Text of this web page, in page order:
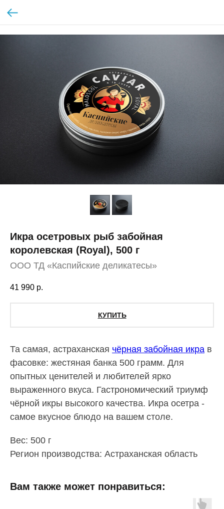
Икра осетровых рыб забойная
королевская (Royal), 500 г
ООО ТД «Каспийские деликатесы»
41 990 р.
КУПИТЬ
Та самая, астраханская чёрная забойная икра в
фасовке: жестяная банка 500 грамм. Для
опытных ценителей и любителей ярко
выраженного вкуса. Гастрономический триумф
чёрной икры высокого качества. Икра осетра -
самое вкусное блюдо на вашем столе.
Вес: 500 г
Регион производства: Астраханская область
Вам также может понравиться: